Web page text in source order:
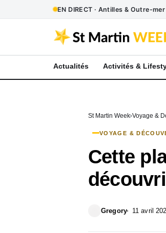
EN DIRECT · Antilles & Outre-mer
Actualités Activités &
St Martin Week Voyage &
VOYAGE &
Cette
Gregory 11 avril